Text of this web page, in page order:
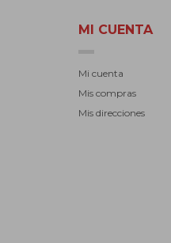
MI CUENTA
Mi cuenta
Mis compras
Mis direcciones